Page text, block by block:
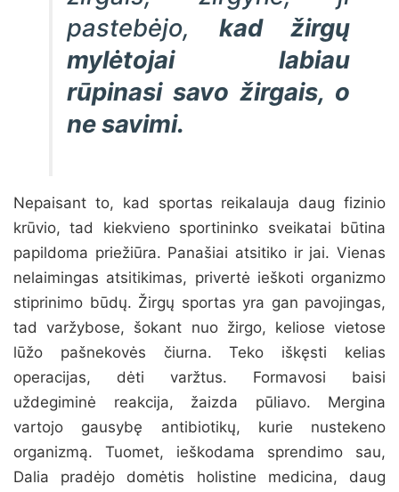
pastebėjo, kad žirgų
mylėtojai labiau
rūpinasi savo žirgais, o
ne savimi.
Nepaisant to, kad sportas reikalauja daug fizinio
krūvio, tad kiekvieno sportininko sveikatai būtina
papildoma priežiūra. Panašiai atsitiko ir jai. Vienas
nelaimingas atsitikimas, privertė ieškoti organizmo
stiprinimo būdų. Žirgų sportas yra gan pavojingas,
tad varžybose, šokant nuo žirgo, keliose vietose
lūžo pašnekovės čiurna. Teko iškęsti kelias
operacijas, dėti varžtus. Formavosi baisi
uždegiminė reakcija, žaizda pūliavo. Mergina
vartojo gausybę antibiotikų, kurie nustekeno
organizmą. Tuomet, ieškodama sprendimo sau,
Dalia pradėjo domėtis holistine medicina, daug